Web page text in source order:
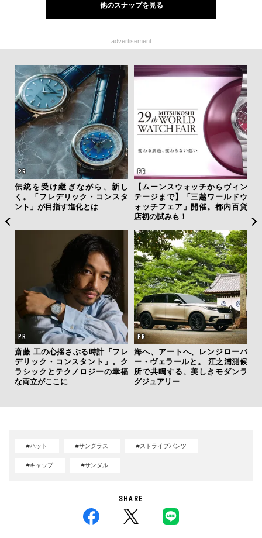
他のスナップを見る
advertisement
伝統を受け継ぎながら、新し
く。「フレデリック・コンスタ
ント」が目指す進化とは
【ムーンスウォッチからヴィン
テージまで】「三越ワールドウ
ォッチフェア」開催。都内百貨
店初の試みも！
斎藤 工の心揺さぶる時計「フレ
デリック・コンスタント」。ク
ラシックとテクノロジーの幸福
な両立がここに
海へ、アートへ、レンジローバ
ー・ヴェラールと。 江之浦測候
所で共鳴する、美しきモダンラ
グジュアリー
モ
#ハット #サングラス #ストライプパンツ
#キャップ #サンダル
SHARE